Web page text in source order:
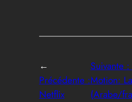
←
Précédente :
Netflix
Suivante :
Motion:
(Arabe/